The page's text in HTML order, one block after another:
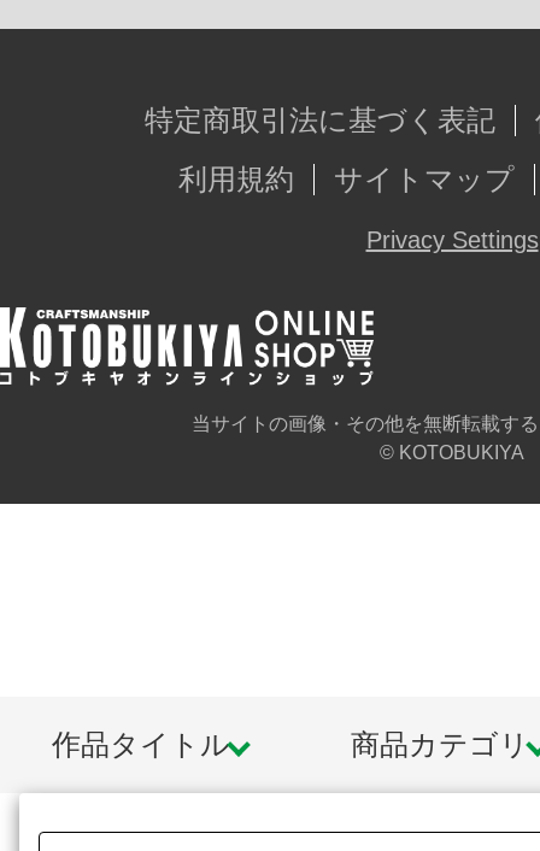
特定商取引法に基づく表記
利用規約
サイトマップ
Privacy Settings
当サイトの画像・その他を無断転載す
© KOTOBUKIYA
作品タイトル 商品カテゴリ